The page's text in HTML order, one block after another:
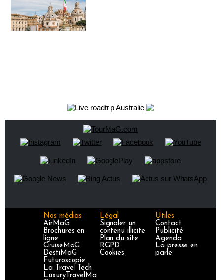
Nos médias
AirMaG
Brochures en
ligne
CruiseMaG
DestiMaG
Futuroscopie
La Travel Tech
LuxuryTravelMa
Légal
Signaler un
contenu illicite
Plan du site
RGPD
Cookies
Utiles
Contact
Publicité
Agenda
La presse en
parle